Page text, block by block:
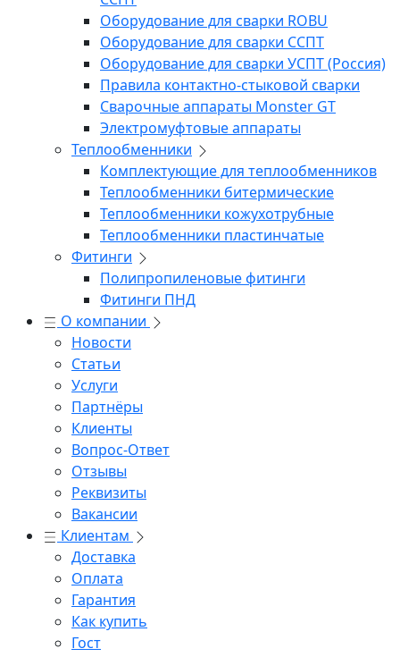
Оборудование для сварки ROBU
Оборудование для сварки ССПТ
Оборудование для сварки УСПТ (Россия)
Правила контактно-стыковой сварки
Сварочные аппараты Monster GT
Электромуфтовые аппараты
Теплообменники
Комплектующие для теплообменников
Теплообменники битермические
Теплообменники кожухотрубные
Теплообменники пластинчатые
Фитинги
Полипропиленовые фитинги
Фитинги ПНД
О компании
Новости
Статьи
Услуги
Партнёры
Клиенты
Вопрос-Ответ
Отзывы
Реквизиты
Вакансии
Клиентам
Доставка
Оплата
Гарантия
Как купить
Гост